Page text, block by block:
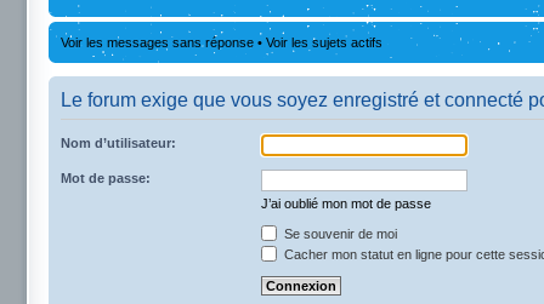
Voir les messages sans réponse • Voir les sujets actifs
Le forum exige que vous soyez enregistré et connecté
Nom d’utilisateur:
Mot de passe:
J’ai oublié mon mot de passe
Se souvenir de moi
Cacher mon statut en ligne pour cette